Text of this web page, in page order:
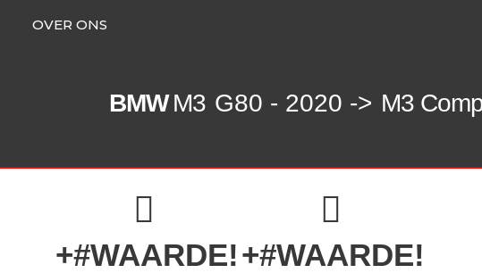
OVER ONS
BMW M3 G80 - 2020 -> M3
+#WAARDE!+#WAARDE!